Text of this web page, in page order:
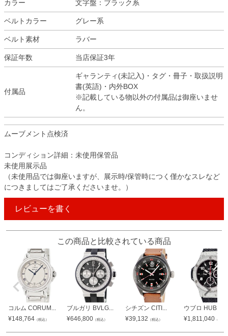
カラー 文字盤：ブラック系
ベルトカラー グレー系
ベルト素材 ラバー
保証年数 当店保証3年
付属品
ギャランティ(未記入)・タグ・冊子・取扱説明
書(英語)・内外BOX
※記載している物以外の付属品は御座いませ
ん。
ムーブメント点検済
コンディション詳細：未使用保管品
未使用展示品
（未使用品では御座いますが、展示時/保管時につく僅かなスレなど
につきましてはご了承くださいませ。）
レビューを書く
この商品と比較されている商品
コルム CORUM...
¥148,764 （税込）
ブルガリ BVLG...
¥646,800 （税込）
シチズン CITI...
¥39,132 （税込）
ウブロ
¥1,811,040 （税込